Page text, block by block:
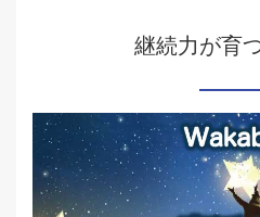
継続力が育